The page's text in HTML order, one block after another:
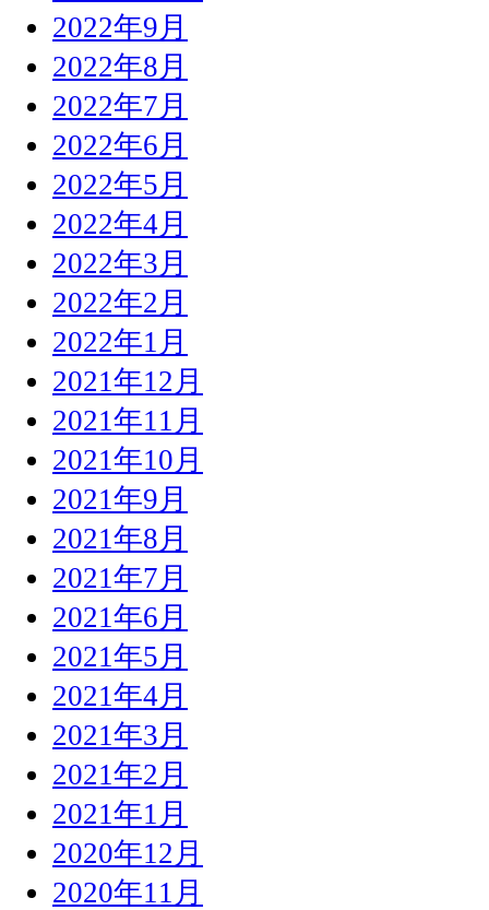
2022年9月
2022年8月
2022年7月
2022年6月
2022年5月
2022年4月
2022年3月
2022年2月
2022年1月
2021年12月
2021年11月
2021年10月
2021年9月
2021年8月
2021年7月
2021年6月
2021年5月
2021年4月
2021年3月
2021年2月
2021年1月
2020年12月
2020年11月